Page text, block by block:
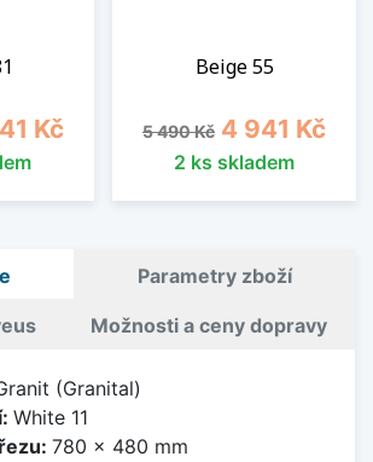
Kč
Beige 55
Běžná cena
5 490 Kč Cena
4 941 Kč
2 ks skladem
Parametry zboží
Možnosti a ceny dopravy
(Granital)
White 11
780 x 480 mm